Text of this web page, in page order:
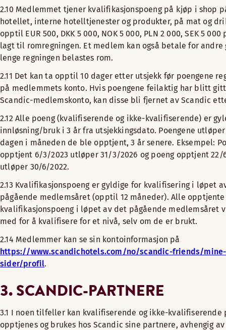
2.10 Medlemmet tjener kvalifikasjonspoeng på kjøp i shop
hotellet, interne hotelltjenester og produkter, på mat og
opptil EUR 500, DKK 5 000, NOK 5 000, PLN 2 000, SEK 5
lagt til romregningen. Et medlem kan også betale for andre
lenge regningen belastes rom.
2.11 Det kan ta opptil 10 dager etter utsjekk før poengene
på medlemmets konto. Hvis poengene feilaktig har blitt
Scandic-medlemskonto, kan disse bli fjernet av Scandic
2.12 Alle poeng (kvalifiserende og ikke-kvalifiserende) er
innløsning/bruk i 3 år fra utsjekkingsdato. Poengene
dagen i måneden de ble opptjent, 3 år senere. Eksempel:
opptjent 6/3/2023 utløper 31/3/2026 og poeng opptjent 22/
utløper 30/6/2022.
2.13 Kvalifikasjonspoeng er gyldige for kvalifisering i løpet
pågående medlemsåret (opptil 12 måneder). Alle opptjente
kvalifikasjonspoeng i løpet av det pågående medlemsåret
med for å kvalifisere for et nivå, selv om de er brukt.
2.14 Medlemmer kan se sin kontoinformasjon på
https://www.scandichotels.com/no/scandic-friends/mine-
sider/profil.
3. SCANDIC-PARTNERE
3.1 I noen tilfeller kan kvalifiserende og ikke-kvalifiserende
opptjenes og brukes hos Scandic sine partnere, avhengig